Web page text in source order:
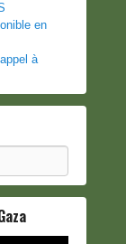
en
à